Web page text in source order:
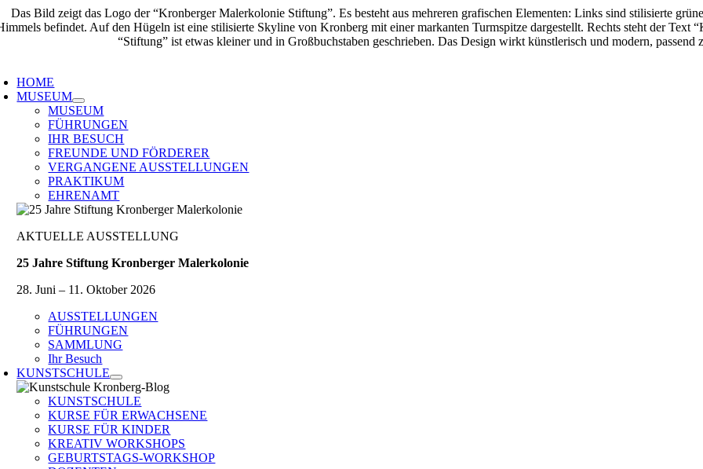
Zum
Inhalt
HOME
MUSEUM
MUSEUM
FÜHRUNGEN
IHR BESUCH
FREUNDE UND FÖRDERER
VERGANGENE AUSSTELLUNGEN
PRAKTIKUM
EHRENAMT
AKTUELLE AUSSTELLUNG
25 Jahre Stiftung Kronberger Malerkolonie
28. Juni – 11. Oktober 2026
AUSSTELLUNGEN
FÜHRUNGEN
SAMMLUNG
Ihr Besuch
KUNSTSCHULE
KUNSTSCHULE
KURSE FÜR ERWACHSENE
KURSE FÜR KINDER
KREATIV WORKSHOPS
GEBURTSTAGS-WORKSHOP